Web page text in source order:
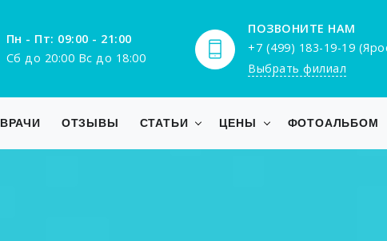
Пн - Пт: 09:00 - 21:00
Сб до 20:00 Вс до 18:00
ПОЗВОНИТЕ НАМ
+7 (499) 183-19-19
Выбрать филиал
ВРАЧИ ОТЗЫВЫ СТАТЬИ ЦЕНЫ ФОТОАЛЬБОМ